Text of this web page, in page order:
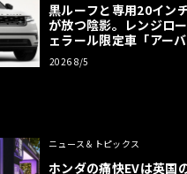
黒ルーフと専用20イン
が放つ陰影。レンジロ
ェラール限定車「アー
トラスト・エディション
2026 8/5
ニュース＆トピックス
ホンダの痛快EVは英国